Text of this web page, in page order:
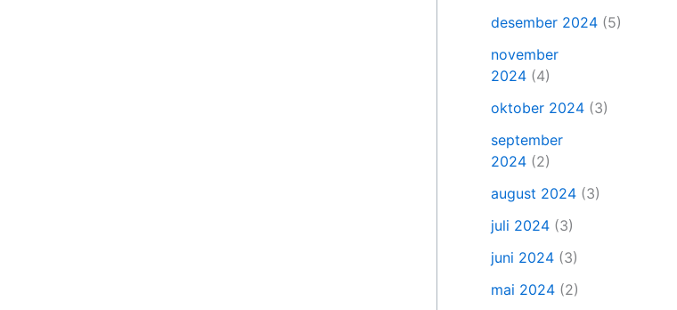
desember 2024 (5)
november
2024 (4)
oktober 2024 (3)
september
2024 (2)
august 2024 (3)
juli 2024 (3)
juni 2024 (3)
mai 2024 (2)